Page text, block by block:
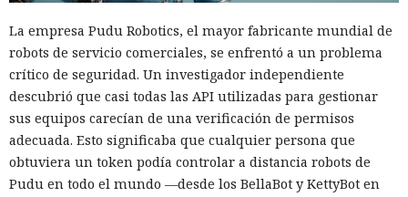
La empresa Pudu Robotics, el mayor fabricante mundial de
robots de servicio comerciales, se enfrentó a un problema
crítico de seguridad. Un investigador independiente
descubrió que casi todas las API utilizadas para gestionar
sus equipos carecían de una verificación de permisos
adecuada. Esto significaba que cualquier persona que
obtuviera un token podía controlar a distancia robots de
Pudu en todo el mundo —desde los BellaBot y KettyBot en